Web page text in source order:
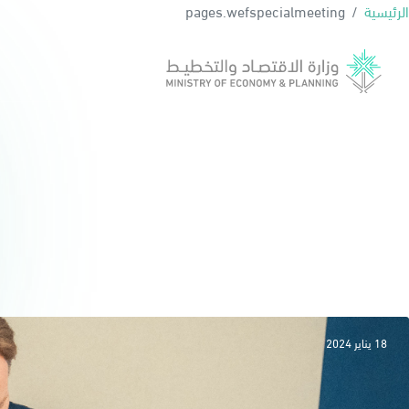
الرئيسية pages.wefspecialmeeting
18 يناير 2024